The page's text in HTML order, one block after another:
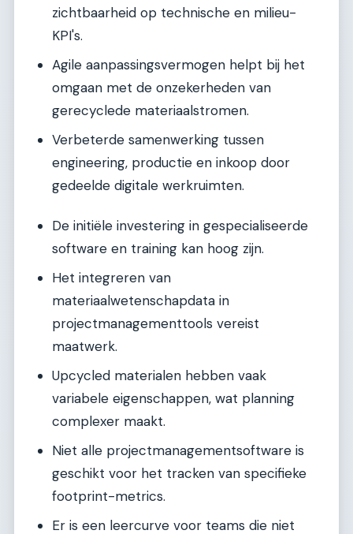
zichtbaarheid op technische en milieu-
KPI's.
Agile aanpassingsvermogen helpt bij het
omgaan met de onzekerheden van
gerecyclede materiaalstromen.
Verbeterde samenwerking tussen
engineering, productie en inkoop door
gedeelde digitale werkruimten.
De initiële investering in gespecialiseerde
software en training kan hoog zijn.
Het integreren van
materiaalwetenschapdata in
projectmanagementtools vereist
maatwerk.
Upcycled materialen hebben vaak
variabele eigenschappen, wat planning
complexer maakt.
Niet alle projectmanagementsoftware is
geschikt voor het tracken van specifieke
footprint-metrics.
Er is een leercurve voor teams die niet